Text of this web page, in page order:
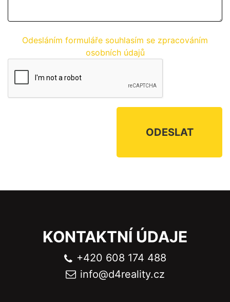
Odesláním formuláře souhlasím se zpracováním
osobních údajů
KONTAKTNÍ ÚDAJE
+420 608 174 488
info@d4reality.cz